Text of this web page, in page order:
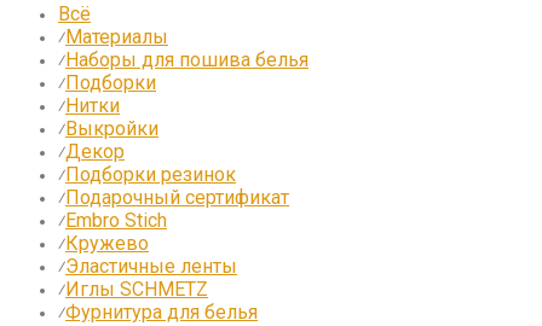
Всё
⁄Материалы
⁄Наборы для пошива белья
⁄Подборки
⁄Нитки
⁄Выкройки
⁄Декор
⁄Подборки резинок
⁄Подарочный сертификат
⁄Embro Stich
⁄Кружево
⁄Эластичные ленты
⁄Иглы SCHMETZ
⁄Фурнитура для белья